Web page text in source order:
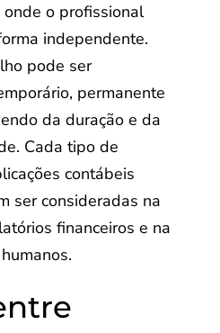
o profissional
independente.
pode ser
permanente
da duração e da
Cada tipo de
contábeis
ser consideradas na
financeiros e na